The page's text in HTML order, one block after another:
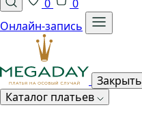
0
0
Онлайн-запись
Закрыть
Каталог платьев